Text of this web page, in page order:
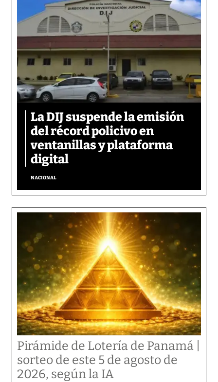
La DIJ suspende la emisión
del récord policivo en
ventanillas y plataforma
digital
NACIONAL
Pirámide de Lotería de Panamá |
sorteo de este 5 de agosto de
2026, según la IA